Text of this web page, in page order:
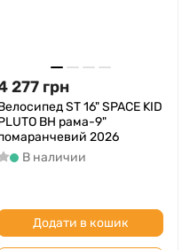
277 грн
ST 16" SPACE KID
BH рама-9"
2026
В наличии
Додати в кошик